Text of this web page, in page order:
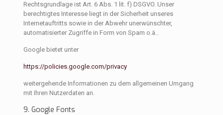
Rechtsgrundlage ist Art. 6 Abs. 1 lit. f) DSGVO. Unser
berechtigtes Interesse liegt in der Sicherheit unseres
Internetauftritts sowie in der Abwehr unerwünschter,
automatisierter Zugriffe in Form von Spam o.ä..
Google bietet unter
https://policies.google.com/privacy
weitergehende Informationen zu dem allgemeinen Umgang
mit Ihren Nutzerdaten an.
9. Google Fonts